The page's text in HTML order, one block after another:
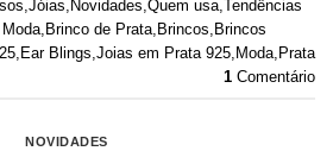
Jóias Novidades Quem usa Tendências
Brinco de Prata Brincos Brincos
Ear Blings Joias em Prata 925 Moda Prata
1 Comentário
NOVIDADES